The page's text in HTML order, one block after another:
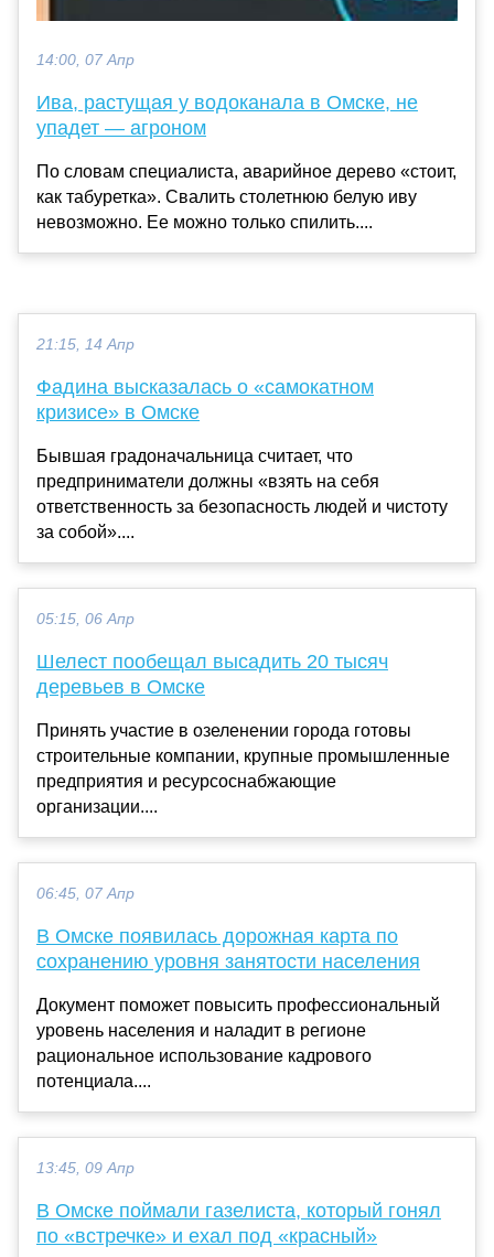
14:00, 07 Апр
Ива, растущая у водоканала в Омске, не
упадет — агроном
По словам специалиста, аварийное дерево «стоит,
как табуретка». Свалить столетнюю белую иву
невозможно. Ее можно только спилить....
21:15, 14 Апр
Фадина высказалась о «самокатном
кризисе» в Омске
Бывшая градоначальница считает, что
предприниматели должны «взять на себя
ответственность за безопасность людей и чистоту
за собой»....
05:15, 06 Апр
Шелест пообещал высадить 20 тысяч
деревьев в Омске
Принять участие в озеленении города готовы
строительные компании, крупные промышленные
предприятия и ресурсоснабжающие
организации....
06:45, 07 Апр
В Омске появилась дорожная карта по
сохранению уровня занятости населения
Документ поможет повысить профессиональный
уровень населения и наладит в регионе
рациональное использование кадрового
потенциала....
13:45, 09 Апр
В Омске поймали газелиста, который гонял
по «встречке» и ехал под «красный»